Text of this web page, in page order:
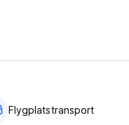
Flygplatstransport